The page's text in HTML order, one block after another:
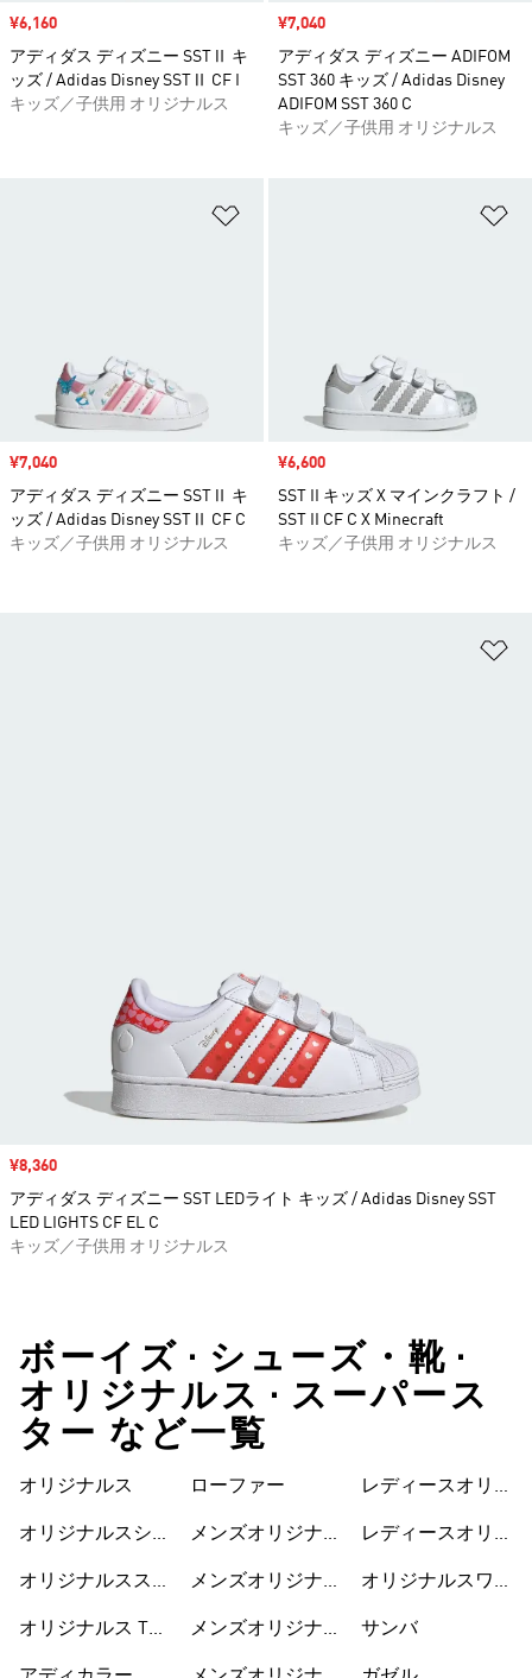
セール価格
¥6,160
アディダス ディズニー SSTⅡ キ
ッズ / Adidas Disney SSTⅡ CF I
キッズ／子供用 オリジナルス
セール価格
¥7,040
アディダス ディズニー ADIFOM
SST 360 キッズ / Adidas Disney
ADIFOM SST 360 C
キッズ／子供用 オリジナルス
セール価格
¥7,040
アディダス ディズニー SSTⅡ キ
ッズ / Adidas Disney SSTⅡ CF C
キッズ／子供用 オリジナルス
セール価格
¥6,600
SST II キッズ X マインクラフト /
SST II CF C X Minecraft
キッズ／子供用 オリジナルス
セール価格
¥8,360
アディダス ディズニー SST LEDライト キッズ / Adidas Disney SST
LED LIGHTS CF EL C
キッズ／子供用 オリジナルス
ボーイズ • シューズ・靴 •
オリジナルス • スーパース
ター など一覧
オリジナルス
オリジナルスシュ
オリジナルススウ
オリジナルス Tシ
ローファー
メンズオリジナル
メンズオリジナル
メンズオリジナル
レディースオリジ
レディースオリジ
オリジナルスワン
サンバ